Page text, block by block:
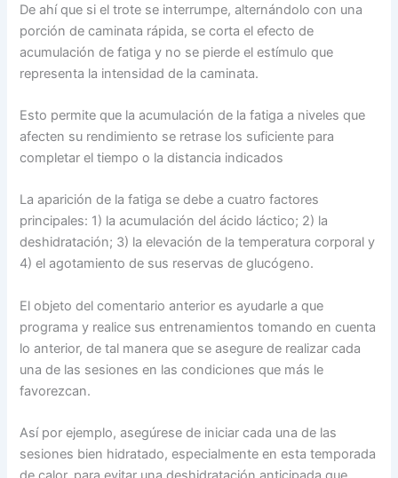
De ahí que si el trote se interrumpe, alternándolo con una
porción de caminata rápida, se corta el efecto de
acumulación de fatiga y no se pierde el estímulo que
representa la intensidad de la caminata.
Esto permite que la acumulación de la fatiga a niveles que
afecten su rendimiento se retrase los suficiente para
completar el tiempo o la distancia indicados
La aparición de la fatiga se debe a cuatro factores
principales: 1) la acumulación del ácido láctico; 2) la
deshidratación; 3) la elevación de la temperatura corporal y
4) el agotamiento de sus reservas de glucógeno.
El objeto del comentario anterior es ayudarle a que
programa y realice sus entrenamientos tomando en cuenta
lo anterior, de tal manera que se asegure de realizar cada
una de las sesiones en las condiciones que más le
favorezcan.
Así por ejemplo, asegúrese de iniciar cada una de las
sesiones bien hidratado, especialmente en esta temporada